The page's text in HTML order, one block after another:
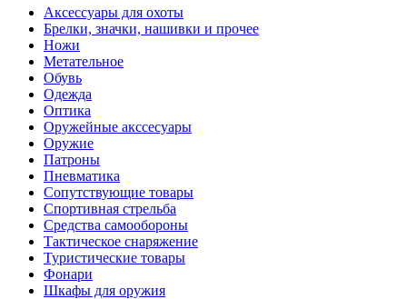
Аксессуары для охоты
Брелки, значки, нашивки и прочее
Ножи
Метательное
Обувь
Одежда
Оптика
Оружейные акссесуары
Оружие
Патроны
Пневматика
Сопутствующие товары
Спортивная стрельба
Средства самообороны
Тактическое снаряжение
Туристические товары
Фонари
Шкафы для оружия